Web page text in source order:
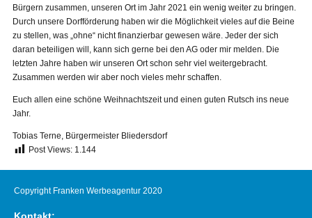
Bürgern zusammen, unseren Ort im Jahr 2021 ein wenig weiter zu bringen.
Durch unsere Dorfförderung haben wir die Möglichkeit vieles auf die Beine
zu stellen, was „ohne“ nicht finanzierbar gewesen wäre. Jeder der sich
daran beteiligen will, kann sich gerne bei den AG oder mir melden. Die
letzten Jahre haben wir unseren Ort schon sehr viel weitergebracht.
Zusammen werden wir aber noch vieles mehr schaffen.
Euch allen eine schöne Weihnachtszeit und einen guten Rutsch ins neue
Jahr.
Tobias Terne, Bürgermeister Bliedersdorf
Post Views: 1.144
Copyright Franken Werbeagentur 2020